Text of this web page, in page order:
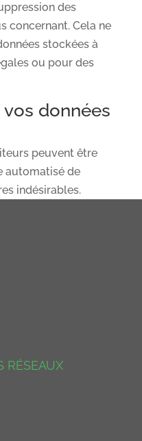
des
concernant. Cela ne
stockées à
ou pour des
données
peuvent être
automatisé de
indésirables.
RÉSEAUX